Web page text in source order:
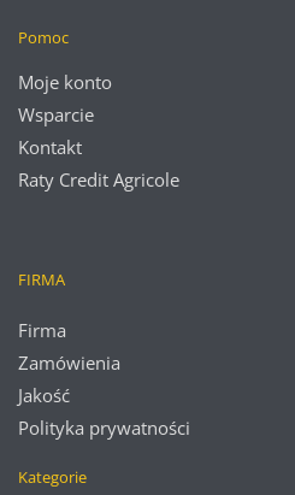
Pomoc
Moje konto
Wsparcie
Kontakt
Raty Credit Agricole
FIRMA
Firma
Zamówienia
Jakość
Polityka prywatności
Kategorie